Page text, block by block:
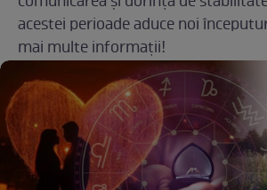
acestei perioade aduce noi
mai multe informații!